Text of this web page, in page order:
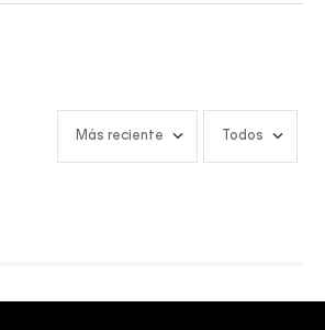
Más reciente Todos